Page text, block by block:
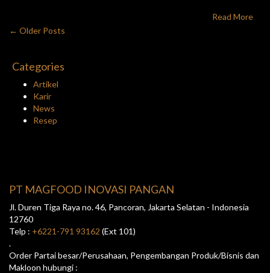
Read More
← Older Posts
Categories
Artikel
Karir
News
Resep
PT MAGFOOD INOVASI PANGAN
Jl. Duren Tiga Raya no. 46, Pancoran, Jakarta Selatan - Indonesia
12760
Telp : +6221-791 93162 (Ext 101)
.
Order Partai besar/Perusahaan, Pengembangan Produk/Bisnis dan
Makloon hubungi :